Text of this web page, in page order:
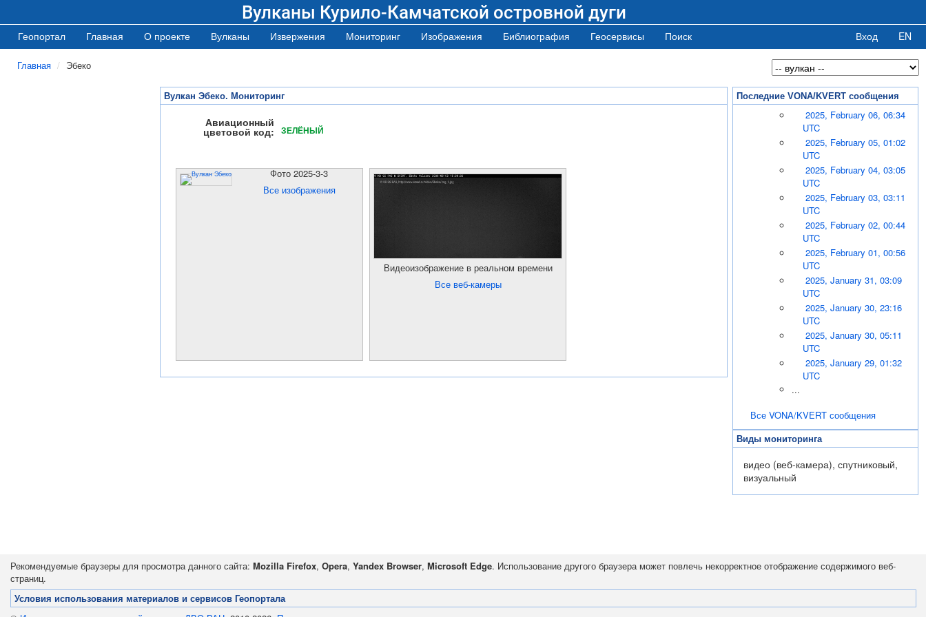
Вулканы Курило-Камчатской островной дуги
Геопортал Главная О проекте Вулканы Извержения Мониторинг Изображения Библиография Геосервисы Поиск Вход EN
Главная Эбеко
Вулкан Эбеко. Мониторинг
Авиационный
цветовой код: ЗЕЛЁНЫЙ
Фото 2025-3-3
Все изображения
Видеоизображение в реальном времени
Все веб-камеры
Последние VONA/KVERT сообщения
2025, February 06, 06:34
UTC
2025, February 05, 01:02
UTC
2025, February 04, 03:05
UTC
2025, February 03, 03:11
UTC
2025, February 02, 00:44
UTC
2025, February 01, 00:56
UTC
2025, January 31, 03:09
UTC
2025, January 30, 23:16
UTC
2025, January 30, 05:11
UTC
2025, January 29, 01:32
UTC
...
Все VONA/KVERT сообщения
Виды мониторинга
видео (веб-камера), спутниковый,
визуальный
Рекомендуемые браузеры для просмотра данного сайта: Mozilla Firefox, Opera, Yandex Browser, Microsoft Edge. Использование другого браузера может повлечь некорректное отображение содержимого веб-
страниц.
Условия использования материалов и сервисов Геопортала